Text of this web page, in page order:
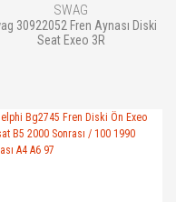
SWAG
30922052 Fren Aynası Diski
Seat Exeo 3R